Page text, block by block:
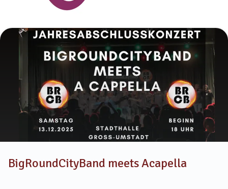
BigRoundCityBand meets Acapella